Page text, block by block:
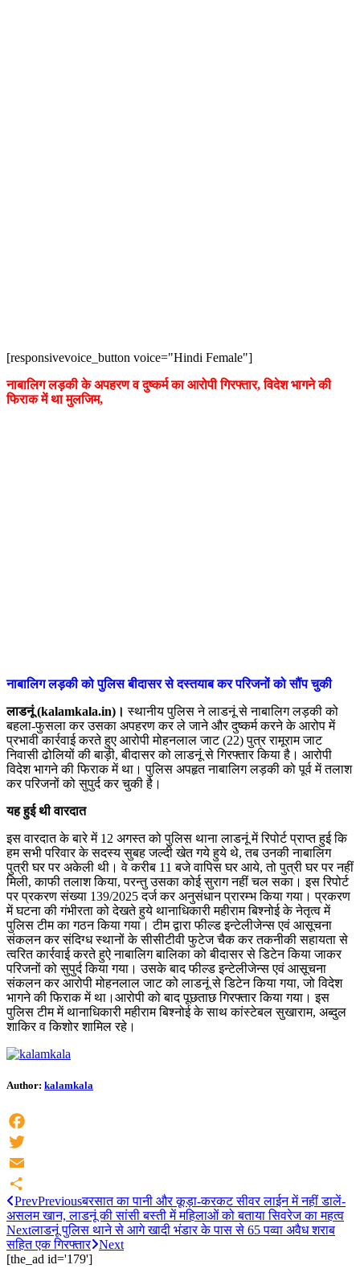
[responsivevoice_button voice="Hindi Female"]
नाबालिग लड़की के अपहरण व दुष्कर्म का आरोपी गिरफ्तार, विदेश भागने की
फिराक में था मुलजिम,
नाबालिग लड़की को पुलिस बीदासर से दस्तयाब कर परिजनों को सौंप चुकी
लाडनूं (kalamkala.in)। स्थानीय पुलिस ने लाडनूं से नाबालिग लड़की को
बहला-फुसला कर उसका अपहरण कर ले जाने और दुष्कर्म करने के आरोप में
प्रभावी कार्रवाई करते हुए आरोपी मोहनलाल जाट (22) पुत्र रामूराम जाट
निवासी ढोलियों की बाड़ी, बीदासर को लाडनूं से गिरफ्तार किया है। आरोपी
विदेश भागने की फिराक में था। पुलिस अपहृत नाबालिग लड़की को पूर्व में तलाश
कर परिजनों को सुपुर्द कर चुकी है।
यह हुई थी वारदात
इस वारदात के बारे में 12 अगस्त को पुलिस थाना लाडनूं में रिपोर्ट प्राप्त हुई कि
हम सभी परिवार के सदस्य सुबह जल्दी खेत गये हुये थे, तब उनकी नाबालिग
पुत्री घर पर अकेली थी। वे करीब 11 बजे वापिस घर आये, तो पुत्री घर पर नहीं
मिली, काफी तलाश किया, परन्तु उसका कोई सुराग नहीं चल सका। इस रिपोर्ट
पर प्रकरण संख्या 139/2025 दर्ज कर अनुसंधान प्रारम्भ किया गया। प्रकरण
में घटना की गंभीरता को देखते हुये थानाधिकारी महीराम बिश्नोई के नेतृत्व में
पुलिस टीम का गठन किया गया। टीम द्वारा फील्ड इन्टेलीजेन्स एवं आसूचना
संकलन कर संदिग्ध स्थानों के सीसीटीवी फुटेज चैक कर तकनीकी सहायता से
त्वरित कार्रवाई करते हुऐ नाबालिग बालिका को बीदासर से डिटेन किया जाकर
परिजनों को सुपुर्द किया गया। उसके बाद फील्ड इन्टेलीजेन्स एवं आसूचना
संकलन कर आरोपी मोहनलाल जाट को लाडनूं से डिटेन किया गया, जो विदेश
भागने की फिराक में था।आरोपी को बाद पूछताछ गिरफ्तार किया गया। इस
पुलिस टीम में थानाधिकारी महीराम बिश्नोई के साथ कांस्टेबल सुखाराम, अब्दुल
शाकिर व किशोर शामिल रहे।
Author: kalamkala
Facebook
Twitter
Email
Share
PrevPreviousबरसात का पानी और कूड़ा-करकट सीवर लाईन में नहीं डालें-
असलम खान, लाडनूं की सांसी बस्ती में महिलाओं को बताया सिवरेज का महत्व
Nextलाडनूं पुलिस थाने से आगे खादी भंडार के पास से 65 पव्वा अवैध शराब
सहित एक गिरफ्तार Next
[the_ad id='179']